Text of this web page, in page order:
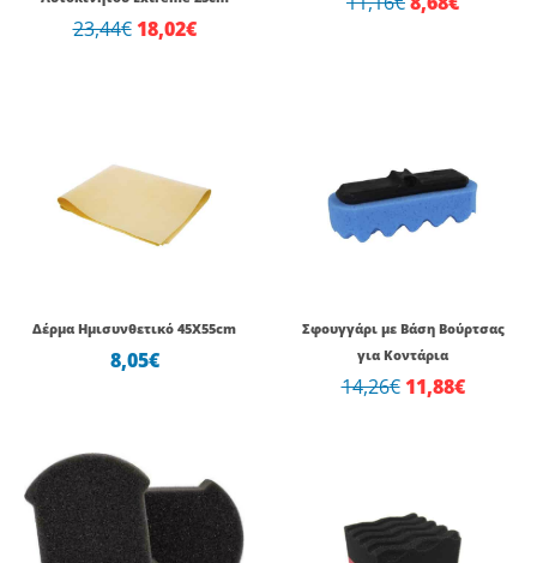
23,44€ 18,02€
Δέρμα Ημισυνθετικό 45Χ55cm
8,05€
Σφουγγάρι με Βάση Βούρτσας
για Κοντάρια
14,26€
was:
14,26€.
11,88€
τιμή
είναι: